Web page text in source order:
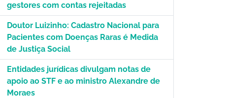
gestores com contas rejeitadas
Doutor Luizinho: Cadastro Nacional para
Pacientes com Doenças Raras é Medida
de Justiça Social
Entidades jurídicas divulgam notas de
apoio ao STF e ao ministro Alexandre de
Moraes